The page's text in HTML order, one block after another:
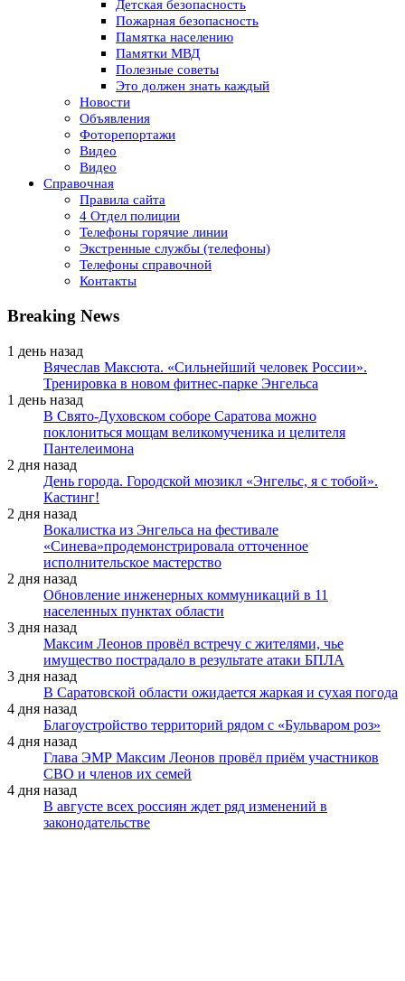
Детская безопасность
Пожарная безопасность
Памятка населению
Памятки МВД
Полезные советы
Это должен знать каждый
Новости
Объявления
Фоторепортажи
Видео
Видео
Справочная
Правила сайта
4 Отдел полиции
Телефоны горячие линии
Экстренные службы (телефоны)
Телефоны справочной
Контакты
Breaking News
1 день назад
Вячеслав Максюта. «Сильнейший человек России».
Тренировка в новом фитнес-парке Энгельса
1 день назад
В Свято-Духовском соборе Саратова можно
поклониться мощам великомученика и целителя
Пантелеимона
2 дня назад
День города. Городской мюзикл «Энгельс, я с тобой».
Кастинг!
2 дня назад
Вокалистка из Энгельса на фестивале
«Синева»продемонстрировала отточенное
исполнительское мастерство
2 дня назад
Обновление инженерных коммуникаций в 11
населенных пунктах области
3 дня назад
Максим Леонов провёл встречу с жителями, чье
имущество пострадало в результате атаки БПЛА
3 дня назад
В Саратовской области ожидается жаркая и сухая погода
4 дня назад
Благоустройство территорий рядом с «Бульваром роз»
4 дня назад
Глава ЭМР Максим Леонов провёл приём участников
СВО и членов их семей
4 дня назад
В августе всех россиян ждет ряд изменений в
законодательстве